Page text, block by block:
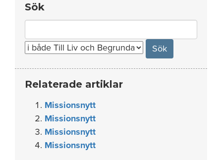
Sök
for:
Relaterade artiklar
Missionsnytt
Missionsnytt
Missionsnytt
Missionsnytt